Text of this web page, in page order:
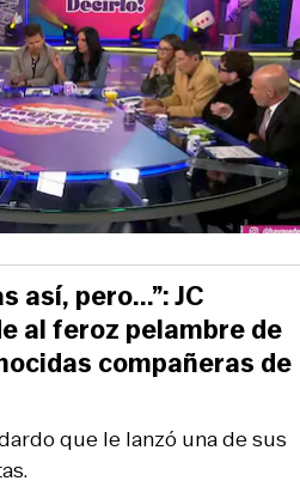
que le lanzó una de sus
así, pero...”: JC
al feroz pelambre de
compañeras de